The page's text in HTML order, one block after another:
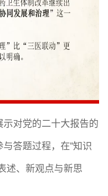
对党的二十大报告的
与答题过程，在“知识
述、新观点与新思